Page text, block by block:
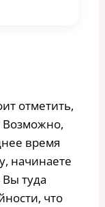
отметить,
Возможно,
время
начинаете
туда
что